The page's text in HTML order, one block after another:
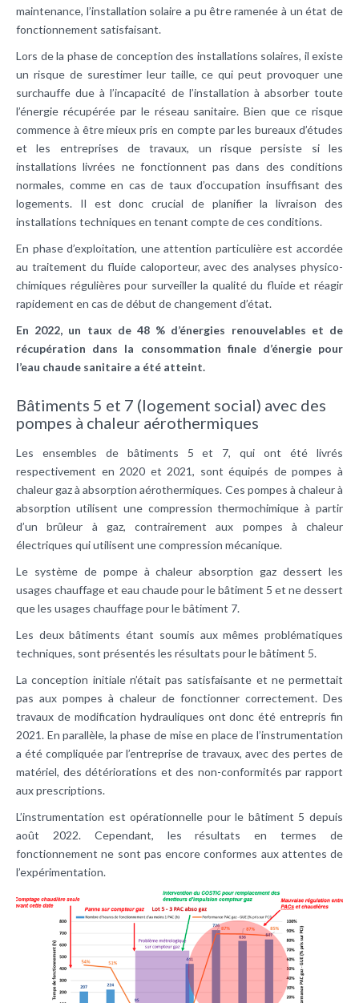
maintenance, l’installation solaire a pu être ramenée à un état de
fonctionnement satisfaisant.
Lors de la phase de conception des installations solaires, il existe
un risque de surestimer leur taille, ce qui peut provoquer une
surchauffe due à l’incapacité de l’installation à absorber toute
l’énergie récupérée par le réseau sanitaire. Bien que ce risque
commence à être mieux pris en compte par les bureaux d’études
et les entreprises de travaux, un risque persiste si les
installations livrées ne fonctionnent pas dans des conditions
normales, comme en cas de taux d’occupation insuffisant des
logements. Il est donc crucial de planifier la livraison des
installations techniques en tenant compte de ces conditions.
En phase d’exploitation, une attention particulière est accordée
au traitement du fluide caloporteur, avec des analyses physico-
chimiques régulières pour surveiller la qualité du fluide et réagir
rapidement en cas de début de changement d’état.
En 2022, un taux de 48 % d’énergies renouvelables et de
récupération dans la consommation finale d’énergie pour
l’eau chaude sanitaire a été atteint.
Bâtiments 5 et 7 (logement social) avec des
pompes à chaleur aérothermiques
Les ensembles de bâtiments 5 et 7, qui ont été livrés
respectivement en 2020 et 2021, sont équipés de pompes à
chaleur gaz à absorption aérothermiques. Ces pompes à chaleur à
absorption utilisent une compression thermochimique à partir
d’un brûleur à gaz, contrairement aux pompes à chaleur
électriques qui utilisent une compression mécanique.
Le système de pompe à chaleur absorption gaz dessert les
usages chauffage et eau chaude pour le bâtiment 5 et ne dessert
que les usages chauffage pour le bâtiment 7.
Les deux bâtiments étant soumis aux mêmes problématiques
techniques, sont présentés les résultats pour le bâtiment 5.
La conception initiale n’était pas satisfaisante et ne permettait
pas aux pompes à chaleur de fonctionner correctement. Des
travaux de modification hydrauliques ont donc été entrepris fin
2021. En parallèle, la phase de mise en place de l’instrumentation
a été compliquée par l’entreprise de travaux, avec des pertes de
matériel, des détériorations et des non-conformités par rapport
aux prescriptions.
L’instrumentation est opérationnelle pour le bâtiment 5 depuis
août 2022. Cependant, les résultats en termes de
fonctionnement ne sont pas encore conformes aux attentes de
l’expérimentation.